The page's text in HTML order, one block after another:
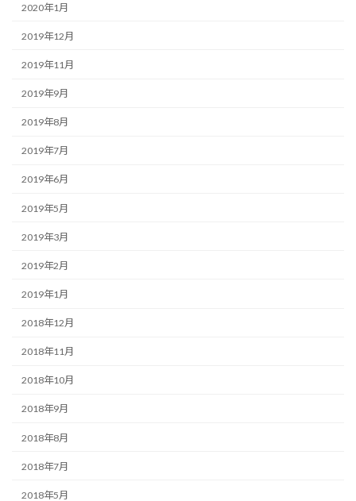
2020年1月
2019年12月
2019年11月
2019年9月
2019年8月
2019年7月
2019年6月
2019年5月
2019年3月
2019年2月
2019年1月
2018年12月
2018年11月
2018年10月
2018年9月
2018年8月
2018年7月
2018年5月